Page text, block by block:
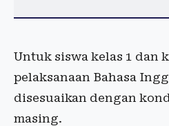
Untuk siswa kelas 1 dan
pelaksanaan Bahasa
disesuaikan dengan
masing.